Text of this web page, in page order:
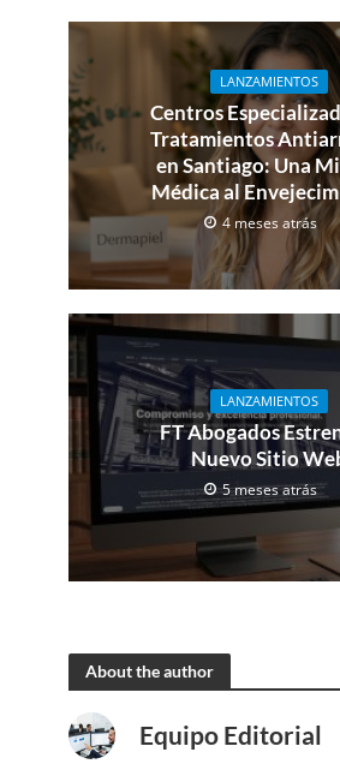
LANZAMIENTOS
Centros
Tratamientos
en Santiago: Una
Médica al
4 meses atrás
LANZAMIENTOS
FT Abogados
Nuevo Sitio
5 meses atrás
About the author
Equipo Editorial